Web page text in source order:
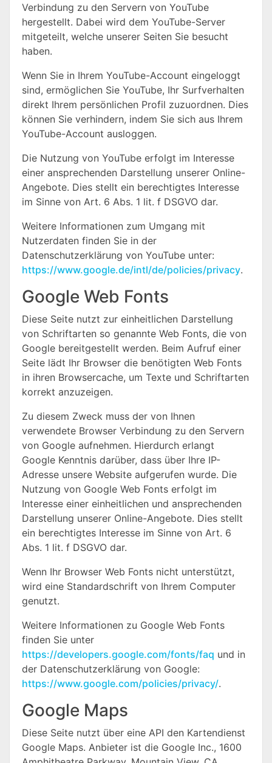
Verbindung zu den Servern von YouTube
hergestellt. Dabei wird dem YouTube-Server
mitgeteilt, welche unserer Seiten Sie besucht
haben.
Wenn Sie in Ihrem YouTube-Account eingeloggt
sind, ermöglichen Sie YouTube, Ihr Surfverhalten
direkt Ihrem persönlichen Profil zuzuordnen. Dies
können Sie verhindern, indem Sie sich aus Ihrem
YouTube-Account ausloggen.
Die Nutzung von YouTube erfolgt im Interesse
einer ansprechenden Darstellung unserer Online-
Angebote. Dies stellt ein berechtigtes Interesse
im Sinne von Art. 6 Abs. 1 lit. f DSGVO dar.
Weitere Informationen zum Umgang mit
Nutzerdaten finden Sie in der
Datenschutzerklärung von YouTube unter:
https://www.google.de/intl/de/policies/privacy.
Google Web Fonts
Diese Seite nutzt zur einheitlichen Darstellung
von Schriftarten so genannte Web Fonts, die von
Google bereitgestellt werden. Beim Aufruf einer
Seite lädt Ihr Browser die benötigten Web Fonts
in ihren Browsercache, um Texte und Schriftarten
korrekt anzuzeigen.
Zu diesem Zweck muss der von Ihnen
verwendete Browser Verbindung zu den Servern
von Google aufnehmen. Hierdurch erlangt
Google Kenntnis darüber, dass über Ihre IP-
Adresse unsere Website aufgerufen wurde. Die
Nutzung von Google Web Fonts erfolgt im
Interesse einer einheitlichen und ansprechenden
Darstellung unserer Online-Angebote. Dies stellt
ein berechtigtes Interesse im Sinne von Art. 6
Abs. 1 lit. f DSGVO dar.
Wenn Ihr Browser Web Fonts nicht unterstützt,
wird eine Standardschrift von Ihrem Computer
genutzt.
Weitere Informationen zu Google Web Fonts
finden Sie unter
https://developers.google.com/fonts/faq und in
der Datenschutzerklärung von Google:
https://www.google.com/policies/privacy/.
Google Maps
Diese Seite nutzt über eine API den Kartendienst
Google Maps. Anbieter ist die Google Inc., 1600